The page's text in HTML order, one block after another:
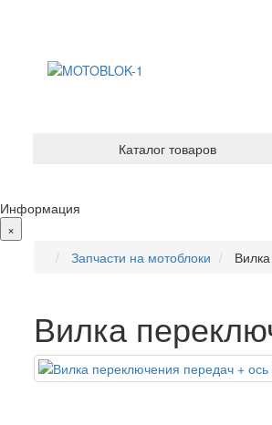
Каталог товаров
Информация
×
Запчасти на мотоблоки
Вилка